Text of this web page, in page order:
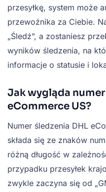
przesyłkę, system może
przewoźnika za Ciebie.
„Śledź”, a zostaniesz
wyników śledzenia, na
informacje o statusie i
Jak wygląda
eCommerce US?
Numer śledzenia DHL
składa się ze znaków
różną długość w
przypadku przesyłek
zwykle zaczyna się od